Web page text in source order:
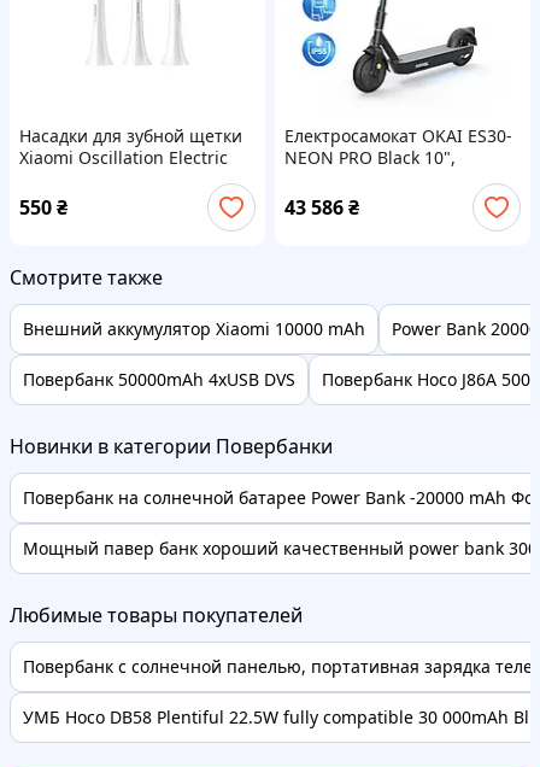
Насадки для зубной щетки
Xiaomi Oscillation Electric
Heads (Soft) AlterDeal -
thrilling-unlimited-choice-
550₴
Електросамокат OKAI ES30-
NEON PRO Black 10",
350(700)W, 14.7Ah, 80km,
25km\h, 25%, NFC, App, 21kg
AlterDeal
43 586₴
Смотрите также
Внешний аккумулятор Xiaomi 10000 mAh Power Bank
Повербанк 50000mAh 4xUSB DVS Повербанк Hoco J86A
Новинки в категории Повербанки
Повербанк на солнечной батарее Power Bank -20000 mAh
Мощный павер банк хороший качественный power bank
Любимые товары покупателей
Повербанк с солнечной панелью, портативная зарядка
УМБ Hoco DB58 Plentiful 22.5W fully compatible 30 000mAh